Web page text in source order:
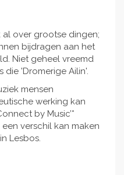
over grootse dingen;
bijdragen aan het
Niet geheel vreemd
die 'Dromerige Ailin'.
mensen
werking kan
by Music’*
verschil kan maken
Lesbos.